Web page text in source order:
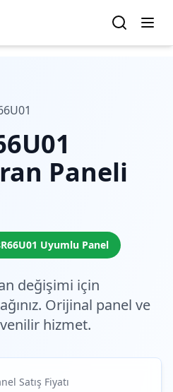
Paneli
Uyumlu Panel
değişimi için
Orijinal panel ve
hizmet.
Satış Fiyatı